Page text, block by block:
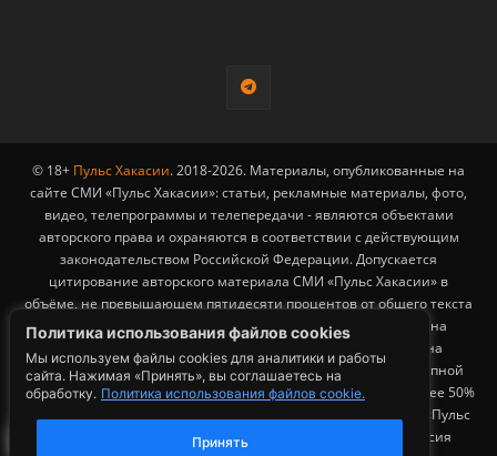
Политика использования файлов cookies
Мы используем файлы cookies для аналитики и работы
сайта. Нажимая «Принять», вы соглашаетесь на
обработку. Политика использования файлов cookie.
Принять
© 18+ Пульс Хакасии. 2018-2026. Материалы, опубликованные на
сайте СМИ «Пульс Хакасии»: статьи, рекламные материалы, фото,
видео, телепрограммы и телепередачи - являются объектами
авторского права и охраняются в соответствии с действующим
законодательством Российской Федерации. Допускается
цитирование авторского материала СМИ «Пульс Хакасии» в
объёме, не превышающем пятидесяти процентов от общего текста
публикации с обязательным размещением гиперссылки на
страницу заимствования материала. Гиперссылка должна
размещаться в тексте цитируемого материала и быть доступной
для индексации поисковыми системами. Заимствование более 50%
общего объема материала, опубликованного на сайте СМИ «Пульс
Хакасии», возможно исключительно с письменного согласия